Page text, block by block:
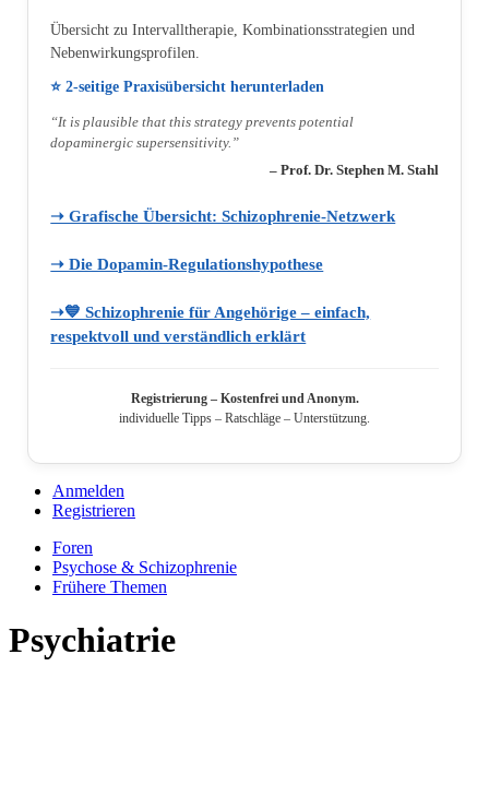
Übersicht zu Intervalltherapie, Kombinationsstrategien und
Nebenwirkungsprofilen.
⭐ 2‑seitige Praxisübersicht herunterladen
“It is plausible that this strategy prevents potential
dopaminergic supersensitivity.”
– Prof. Dr. Stephen M. Stahl
➝ Grafische Übersicht: Schizophrenie‑Netzwerk
➝ Die Dopamin‑Regulationshypothese
➝💙 Schizophrenie für Angehörige – einfach,
respektvoll und verständlich erklärt
Registrierung – Kostenfrei und Anonym.
individuelle Tipps – Ratschläge – Unterstützung.
Anmelden
Registrieren
Foren
Psychose & Schizophrenie
Frühere Themen
Psychiatrie